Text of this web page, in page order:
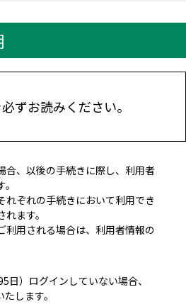
ずお読みください。
合、以後の手続きに際し、利用者
れぞれの手続きにおいて利用でき
ます。
利用される場合は、利用者情報の
日）ログインしていない場合、
します。